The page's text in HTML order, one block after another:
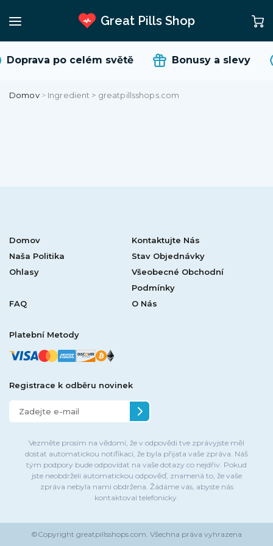
Great Pills Shop
Doprava po celém světě Bonusy a slevy
Domov> Ingredient > greatpillsshops.com
Domov
Kontaktujte Nás
Naša Politika
Stav Objednávky
Ohlasy
Všeobecné Obchodní
Podmínky
FAQ
O Nás
Platební Metody
Registrace k odběru novinek
Vezměte prosím na vědomí, že v odpovědi tve zprávyjste měl
dostat automatickou notifikaci, že byla přijata vaše zpráva. Náš
tým podpory bude odpovídat na vaše dotazy co nejdřiv. Pokud
jste neobdrželi automatickou odpověď, znamená to, že vaše
zpráva nebyla nami obdržena. Žádáme vás, abyste nás
kontaktoval telefonicky.
©Copyright greatpillsshops.com. Všechna práva vyhrazena